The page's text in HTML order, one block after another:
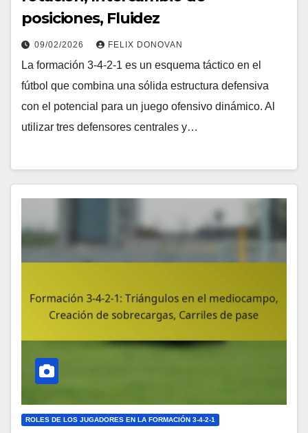
posiciones, Fluidez
09/02/2026 FELIX DONOVAN
La formación 3-4-2-1 es un esquema táctico en el
fútbol que combina una sólida estructura defensiva
con el potencial para un juego ofensivo dinámico. Al
utilizar tres defensores centrales y…
ROLES DE LOS JUGADORES EN LA FORMACIÓN 3-4-2-1